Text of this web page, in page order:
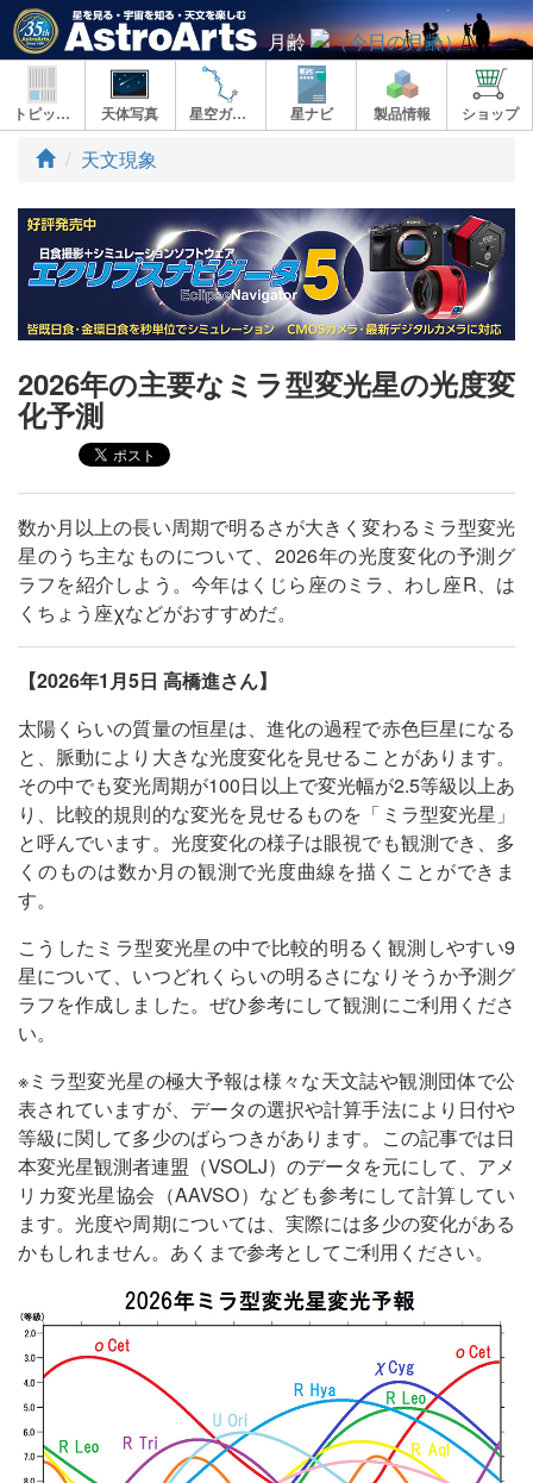
月齢
トピックス 天体写真 星空ガイド 星ナビ 製品情報 ショップ
ト
プ
天文現象
2026年の主要なミラ型変光星の光度変
化予測
数か月以上の長い周期で明るさが大きく変わるミラ型変光
星のうち主なものについて、2026年の光度変化の予測グ
ラフを紹介しよう。今年はくじら座のミラ、わし座R、は
くちょう座χなどがおすすめだ。
【2026年1月5日 高橋進さん】
太陽くらいの質量の恒星は、進化の過程で赤色巨星になる
と、脈動により大きな光度変化を見せることがあります。
その中でも変光周期が100日以上で変光幅が2.5等級以上あ
り、比較的規則的な変光を見せるものを「ミラ型変光星」
と呼んでいます。光度変化の様子は眼視でも観測でき、多
くのものは数か月の観測で光度曲線を描くことができま
す。
こうしたミラ型変光星の中で比較的明るく観測しやすい9
星について、いつどれくらいの明るさになりそうか予測グ
ラフを作成しました。ぜひ参考にして観測にご利用くださ
い。
※ミラ型変光星の極大予報は様々な天文誌や観測団体で公
表されていますが、データの選択や計算手法により日付や
等級に関して多少のばらつきがあります。この記事では日
本変光星観測者連盟（VSOLJ）のデータを元にして、アメ
リカ変光星協会（AAVSO）なども参考にして計算してい
ます。光度や周期については、実際には多少の変化がある
かもしれません。あくまで参考としてご利用ください。